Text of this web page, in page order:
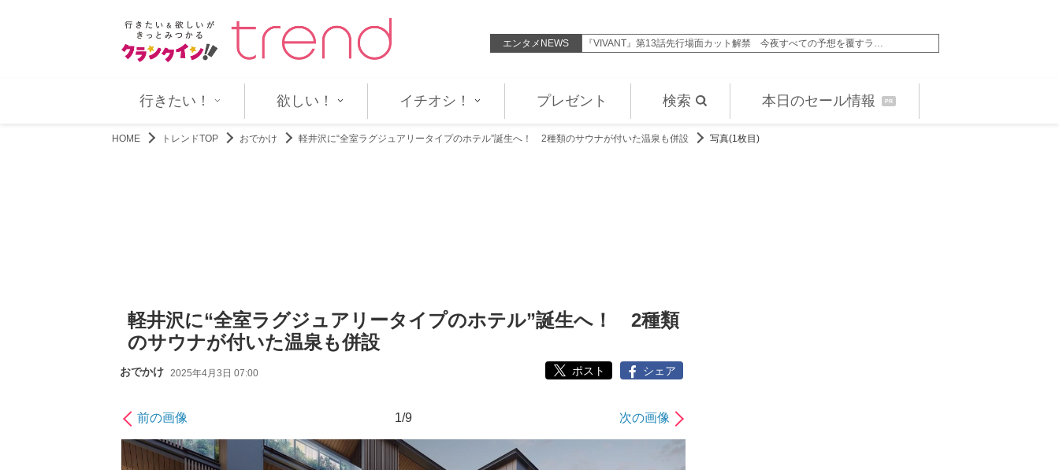
エンタメNEWS
重盛さと美“築53年の実家”を自らリフォームデザイン「凄っ！」「… 『VIVANT』第13話先行場面カット解禁 今夜すべての予想を覆すラ…
行きたい！ 欲しい！ イチオシ！ プレゼント 検索 本日のセール情報 PR
HOME トレンドTOP おでかけ 軽井沢に“全室ラグジュアリータイプのホテル”誕生へ！ 2種類のサウナが付いた温泉も併設 写真(1枚目)
軽井沢に“全室ラグジュアリータイプのホテル”誕生へ！ 2種類
のサウナが付いた温泉も併設
おでかけ 2025年4月3日 07:00 ポスト シェア
前の画像 1/9 次の画像